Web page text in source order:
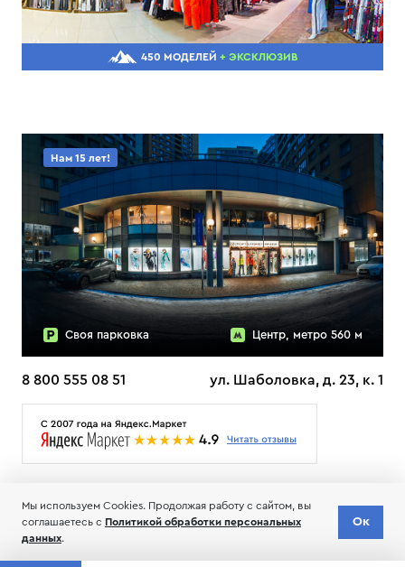
450 МОДЕЛЕЙ + ЭКСКЛЮЗИВ
Нам 15 лет!
Своя парковка Центр, метро 560 м
8 800 555 08 51 ул. Шаболовка, д. 23, к. 1
© 2006-2026 Пределанет
Мы используем Cookies. Продолжая работу с сайтом, вы
соглашаетесь с Политикой обработки персональных
данных.
Ок